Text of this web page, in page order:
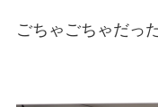
ごちゃごちゃだっ